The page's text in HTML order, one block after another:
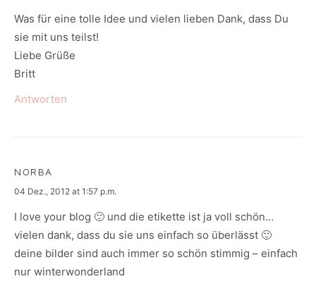
Was für eine tolle Idee und vielen lieben Dank, dass Du
sie mit uns teilst!
Liebe Grüße
Britt
Antworten
NORBA
says:
04 Dez., 2012 at 1:57 p.m.
I love your blog 🙂 und die etikette ist ja voll schön…
vielen dank, dass du sie uns einfach so überlässt 🙂
deine bilder sind auch immer so schön stimmig – einfach
nur winterwonderland